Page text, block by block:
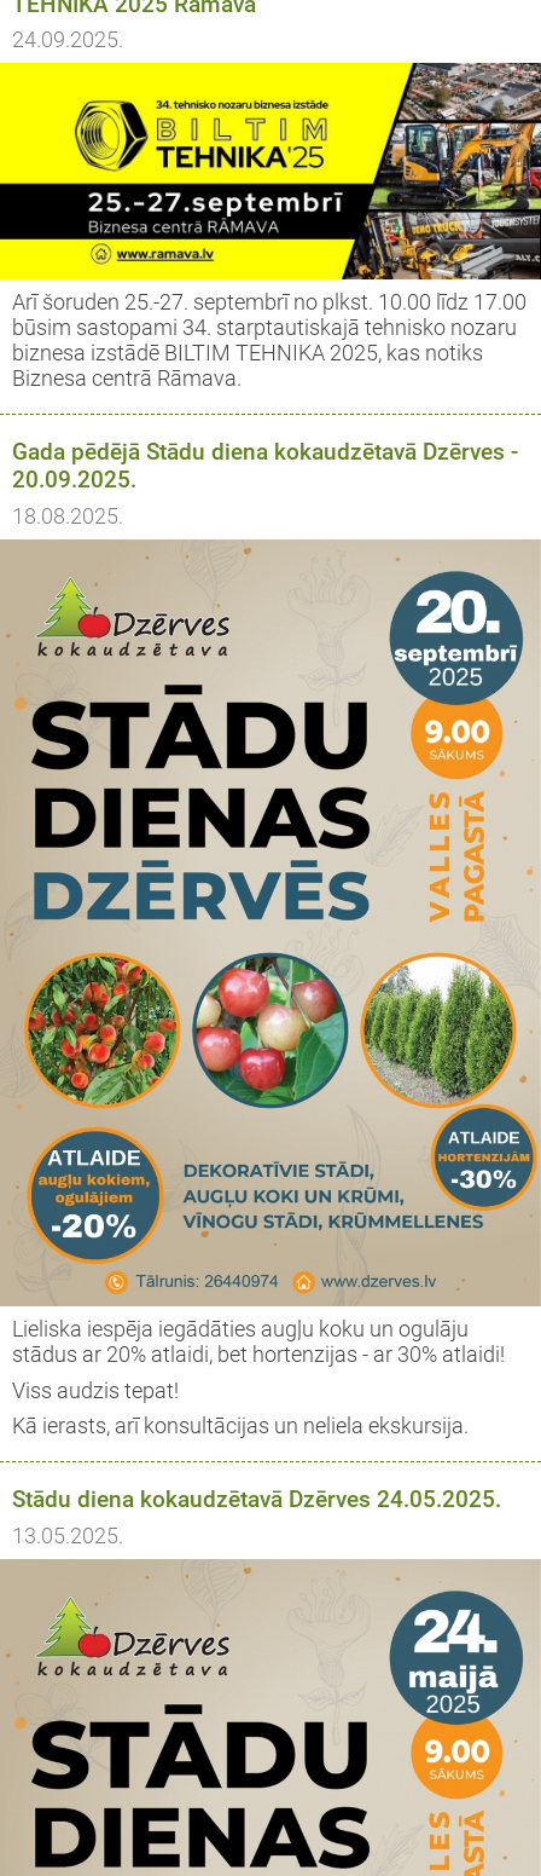
24.09.2025.
Arī šoruden 25.-27. septembrī no plkst. 10.00 līdz 17.00
būsim sastopami 34. starptautiskajā tehnisko nozaru
biznesa izstādē BILTIM TEHNIKA 2025, kas notiks
Biznesa centrā Rāmava.
Gada pēdējā Stādu diena kokaudzētavā Dzērves -
20.09.2025.
18.08.2025.
Lieliska iespēja iegādāties augļu koku un ogulāju
stādus ar 20% atlaidi, bet hortenzijas - ar 30% atlaidi!
Viss audzis tepat!
Kā ierasts, arī konsultācijas un neliela ekskursija.
Stādu diena kokaudzētavā Dzērves 24.05.2025.
13.05.2025.